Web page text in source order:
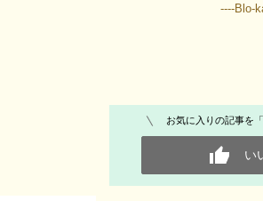
----Blo-
お気に入りの記事を
い